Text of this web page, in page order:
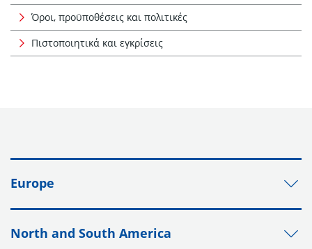
Όροι, προϋποθέσεις και πολιτικές
Πιστοποιητικά και εγκρίσεις
Europe
North and South America